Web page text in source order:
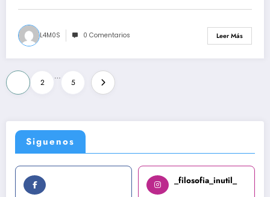
L4M0S 0 Comentarios Leer Más
Paginación
de
entradas
2
…
5
Siguenos
_filosofia_inutil_